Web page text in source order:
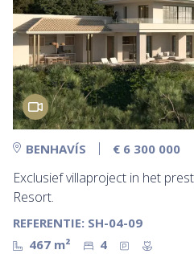
BENHAVÍS € 6 300 000
Exclusief villaproject in het
Resort.
REFERENTIE: SH-04-09
467 m²
4